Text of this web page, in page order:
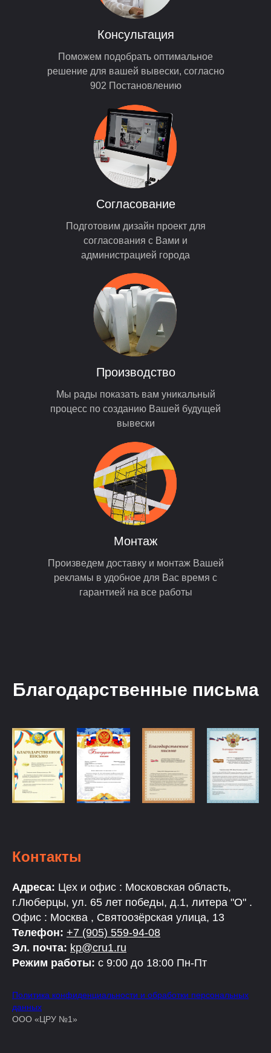
Поможем подобрать оптимальное
решение для вашей вывески, согласно
902 Постановлению
Консультация
Подготовим дизайн проект для
согласования с Вами и
администрацией города
Согласование
Мы рады показать вам уникальный
процесс по созданию Вашей будущей
вывески
Производство
Произведем доставку и монтаж Вашей
рекламы в удобное для Вас время с
гарантией на все работы
Монтаж
Благодарственные письма
Контакты
Адреса: Цех и офис : Московская область,
г.Люберцы, ул. 65 лет победы, д.1, литера "О" .
Офис : Москва , Святоозёрская улица, 13
Телефон: +7 (905) 559-94-08
Эл. почта: kp@cru1.ru
Режим работы: с 9:00 до 18:00 Пн-Пт
Политика конфиденциальности и обработки персональных
данных
ООО «ЦРУ №1»